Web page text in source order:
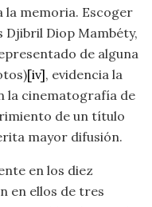
la memoria. Escoger
Djibril Diop Mambéty,
de alguna
[iv], evidencia la
la cinematografía de
de un título
mayor difusión.
en los diez
en ellos de tres